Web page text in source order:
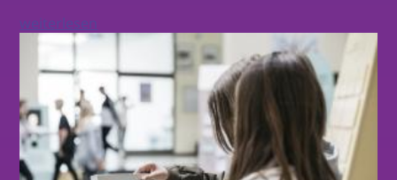
weiterlesen